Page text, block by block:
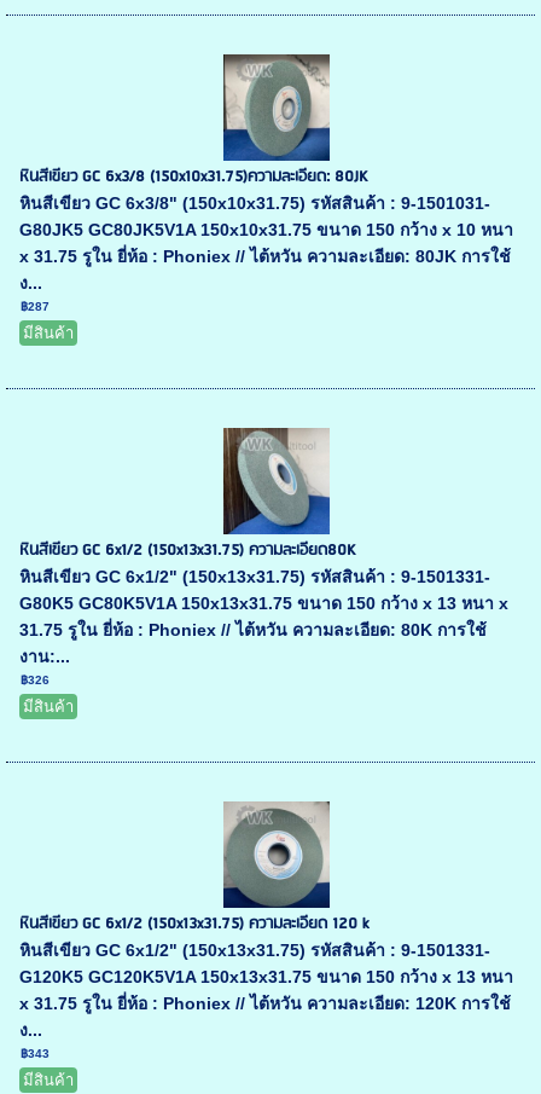
หินสีเขียว GC 6x3/8 (150x10x31.75)ความละเอียด: 80JK
หินสีเขียว GC 6x3/8" (150x10x31.75) รหัสสินค้า : 9-1501031-
G80JK5 GC80JK5V1A 150x10x31.75 ขนาด 150 กว้าง x 10 หนา
x 31.75 รูใน ยี่ห้อ : Phoniex // ไต้หวัน ความละเอียด: 80JK การใช้
ง...
฿287
มีสินค้า
หินสีเขียว GC 6x1/2 (150x13x31.75) ความละเอียด80K
หินสีเขียว GC 6x1/2" (150x13x31.75) รหัสสินค้า : 9-1501331-
G80K5 GC80K5V1A 150x13x31.75 ขนาด 150 กว้าง x 13 หนา x
31.75 รูใน ยี่ห้อ : Phoniex // ไต้หวัน ความละเอียด: 80K การใช้
งาน:...
฿326
มีสินค้า
หินสีเขียว GC 6x1/2 (150x13x31.75) ความละเอียด 120 k
หินสีเขียว GC 6x1/2" (150x13x31.75) รหัสสินค้า : 9-1501331-
G120K5 GC120K5V1A 150x13x31.75 ขนาด 150 กว้าง x 13 หนา
x 31.75 รูใน ยี่ห้อ : Phoniex // ไต้หวัน ความละเอียด: 120K การใช้
ง...
฿343
มีสินค้า